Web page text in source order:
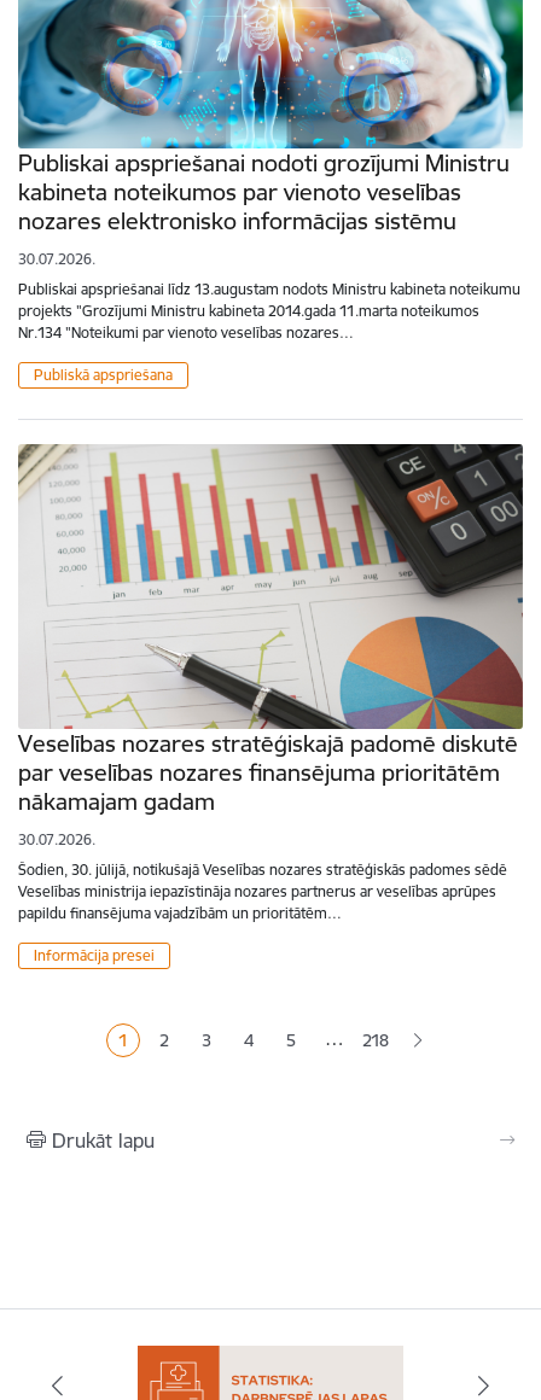
Publiskai apspriešanai nodoti grozījumi Ministru
kabineta noteikumos par vienoto veselības
nozares elektronisko informācijas sistēmu
30.07.2026.
Publiskai apspriešanai līdz 13.augustam nodots Ministru kabineta noteikumu
projekts "Grozījumi Ministru kabineta 2014.gada 11.marta noteikumos
Nr.134 "Noteikumi par vienoto veselības nozares…
Publiskā apspriešana
Veselības nozares stratēģiskajā padomē diskutē
par veselības nozares finansējuma prioritātēm
nākamajam gadam
30.07.2026.
Šodien, 30. jūlijā, notikušajā Veselības nozares stratēģiskās padomes sēdē
Veselības ministrija iepazīstināja nozares partnerus ar veselības aprūpes
papildu finansējuma vajadzībām un prioritātēm…
Informācija presei
Pašreizējā lapa
1 Lapa
2 Lapa
3 Lapa
4 Lapa
5 … 218
Drukāt lapu